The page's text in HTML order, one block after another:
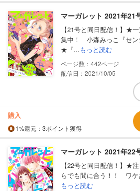
マーガレット 2021年21
【21号と同日配信！】★
集中！ 小森みっこ『セ
★『...もっと読む
442
配信日：2021/10/05
購入
1%還元 ：3ポイント獲得
マーガレット 2021年22
【22号と同日配信！】★
らでも間に合う！！ ワ
もっと読む